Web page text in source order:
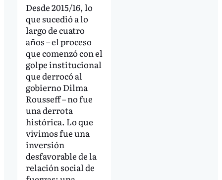
Desde 2015/16, lo
que sucedió a lo
largo de cuatro
años – el proceso
que comenzó con el
golpe institucional
que derrocó al
gobierno Dilma
Rousseff – no fue
una derrota
histórica. Lo que
vivimos fue una
inversión
desfavorable de la
relación social de